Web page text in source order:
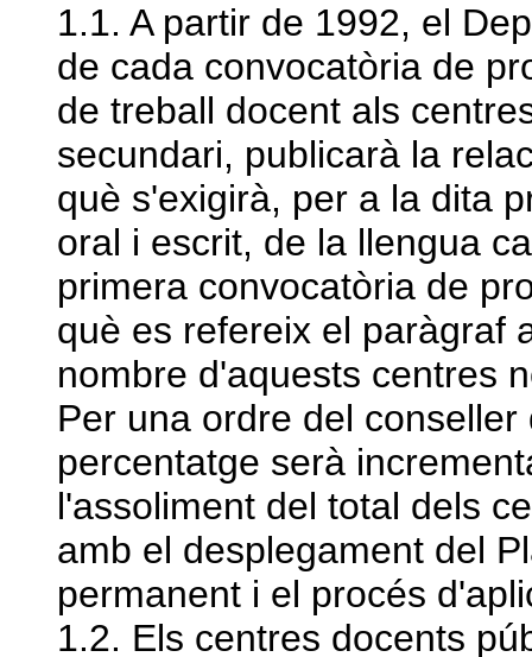
1.1. A partir de 1992, el
de cada convocatòria de
de treball docent als
secundari, publicarà la
què s'exigirà, per a la dita
oral i escrit, de la llengua
primera convocatòria de
què es refereix el paràgraf
nombre d'aquests centres
Per una ordre del
percentatge serà
l'assoliment del total dels
amb el desplegament del
permanent i el procés
1.2. Els centres docents